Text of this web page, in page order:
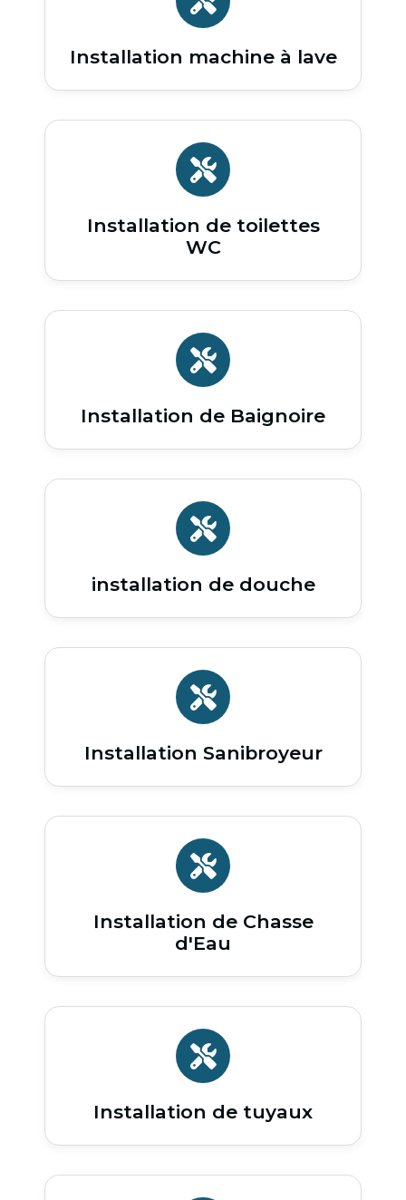
Installation machine à lave
Installation de toilettes
WC
Installation de Baignoire
installation de douche
Installation Sanibroyeur
Installation de Chasse
d'Eau
Installation de tuyaux